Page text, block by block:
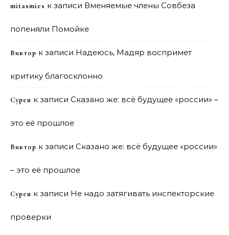
mitasmies к записи Вменяемые члены Совбеза
попеняли Помойке
Виктор к записи Надеюсь, Мадяр воспримет
критику благосклонно
Сурен к записи Сказано же: всё будущее «россии» –
это её прошлое
Виктор к записи Сказано же: всё будущее «россии»
– это её прошлое
Сурен к записи Не надо затягивать инспекторские
проверки